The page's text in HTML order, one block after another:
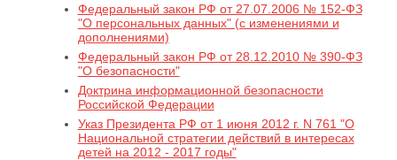
Федеральный закон РФ от 27.07.2006 № 152-ФЗ
"О персональных данных" (с изменениями и
дополнениями)
Федеральный закон РФ от 28.12.2010 № 390-ФЗ
"О безопасности"
Доктрина информационной безопасности
Российской Федерации
Указ Президента РФ от 1 июня 2012 г. N 761 "О
Национальной стратегии действий в интересах
детей на 2012 - 2017 годы"